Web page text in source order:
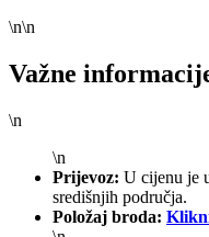
\n\n
Važne
\n
\n
Prijevoz: U cijenu je
središnjih područja.
Položaj broda: